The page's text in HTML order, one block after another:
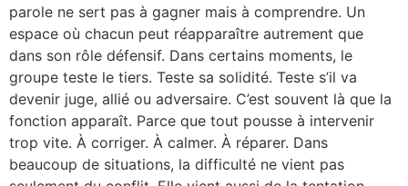
parole ne sert pas à gagner mais à comprendre. Un
espace où chacun peut réapparaître autrement que
dans son rôle défensif. Dans certains moments, le
groupe teste le tiers. Teste sa solidité. Teste s’il va
devenir juge, allié ou adversaire. C’est souvent là que la
fonction apparaît. Parce que tout pousse à intervenir
trop vite. À corriger. À calmer. À réparer. Dans
beaucoup de situations, la difficulté ne vient pas